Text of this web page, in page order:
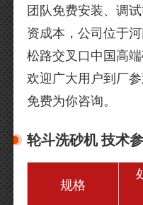
团队免费安装、调
资成本，公司位于
松路交叉口中国高
欢迎广大用户到厂
免费为你咨询。
轮斗洗砂机 技术
规格